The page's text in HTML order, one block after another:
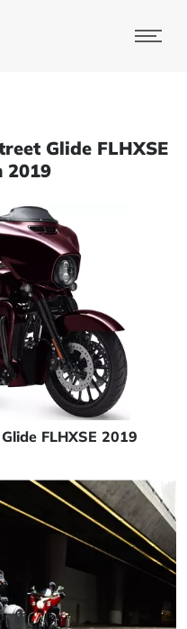
Glide FLHXSE
2019
FLHXSE 2019